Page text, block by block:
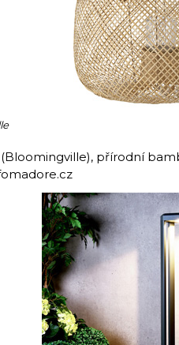
přírodní